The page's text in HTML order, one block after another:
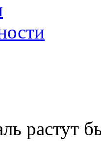
растут